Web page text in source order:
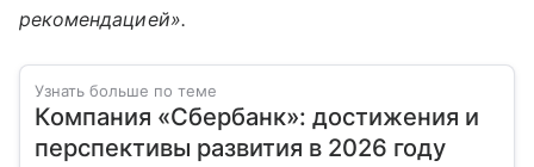
рекомендацией».
Узнать больше по теме
Компания «Сбербанк»: достижения и
перспективы развития в 2026 году